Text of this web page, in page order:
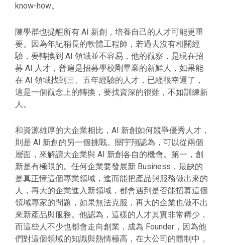
know-how。
陳學群也提醒所有 AI 新創，培養自己的人才可能更重
要。因為年紀稍長的軟體工程師，若過去沒有相關經
驗，要轉換到 AI 領域並不容易，他的觀察，是現在招
募 AI 人才，普遍是招募學校剛畢業的新鮮人，如果能
在 AI 領域找到三、五年經驗的人才，已經很幸運了，
這是一個觀念上的轉換，要找資深的很難，不如訓練新
人。
和資源雄厚的大企業相比，AI 新創如何競爭優秀人才，
則是 AI 新創的另一個挑戰。關宇翔認為，可以從兩個
層面，來解讀大企業與 AI 新創各自的機會。第一，創
新是有極限的。任何企業要發展新 Business，最缺的
是真正懂這個專業領域，進而能把產品與服務做出來的
人，再大的企業進入新領域，都會遇到是否能招募這個
領域專家的問題，如果無法克服，再大的企業也做不出
來新產品與服務。他認為，這樣的人才其實非常稀少，
而這些人不少也都會走向創業，成為 Founder，因為他
們對這個領域的知識與熱情極高，在大公司的體制中，